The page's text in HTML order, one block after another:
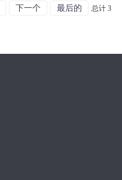
下一个 最后的 总计 3